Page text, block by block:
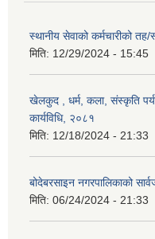
स्थानीय सेवाको कर्मचारीको तह/
मिति: 12/29/2024 - 15:45
खेलकुद , धर्म, कला, संस्कृति
कार्यविधि, २०८१
मिति: 12/18/2024 - 21:33
बोदेबरसाइन नगरपालिकाको
मिति: 06/24/2024 - 21:33